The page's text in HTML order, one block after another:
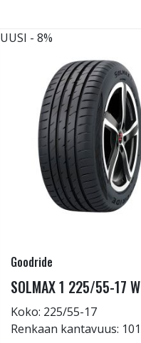
UUSI - 8%
Goodride
SOLMAX 1 225/55-17 W
Koko: 225/55-17
Renkaan kantavuus: 101